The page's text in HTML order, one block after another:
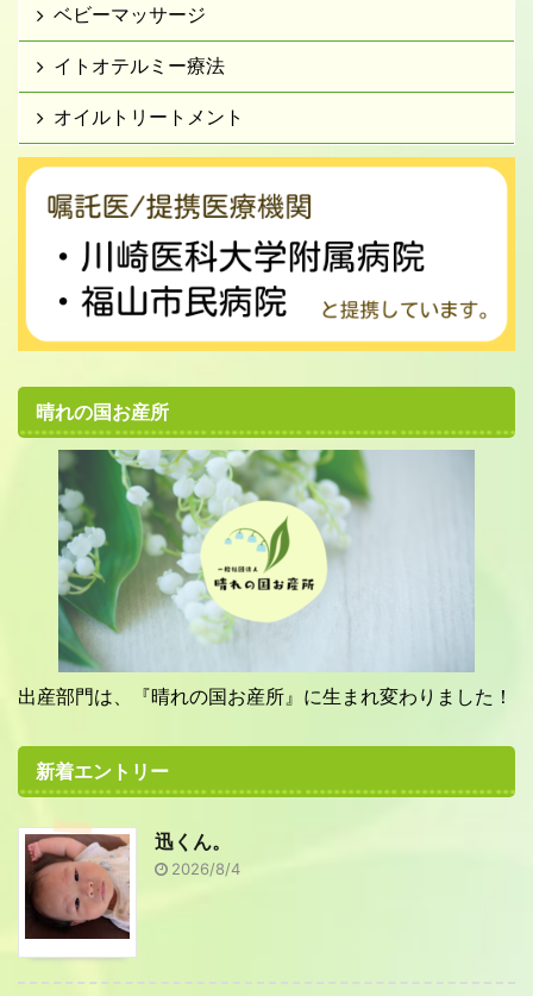
ベビーマッサージ
イトオテルミー療法
オイルトリートメント
晴れの国お産所
出産部門は、『晴れの国お産所』に生まれ変わりました！
新着エントリー
迅くん。
2026/8/4